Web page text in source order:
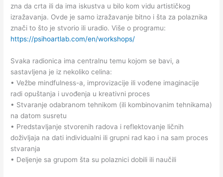
zna da crta ili da ima iskustva u bilo kom vidu artističkog
izražavanja. Ovde je samo izražavanje bitno i šta za polaznika
znači to što je stvorio ili uradio. Više o programu:
https://psihoartlab.com/en/workshops/
Svaka radionica ima centralnu temu kojom se bavi, a
sastavljena je iz nekoliko celina:
• Vežbe mindfulness-a, improvizacije ili vođene imaginacije
radi opuštanja i uvođenja u kreativni proces
• Stvaranje odabranom tehnikom (ili kombinovanim tehnikama)
na datom susretu
• Predstavljanje stvorenih radova i reflektovanje ličnih
doživljaja na dati individualni ili grupni rad kao i na sam proces
stvaranja
• Deljenje sa grupom šta su polaznici dobili ili naučili